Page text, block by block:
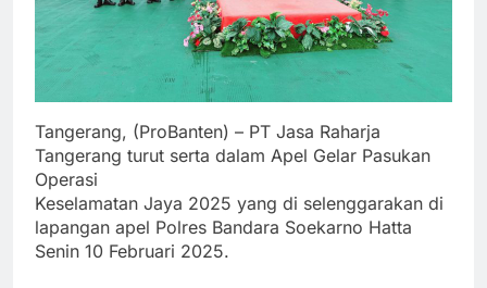
Tangerang, (ProBanten) – PT Jasa Raharja
Tangerang turut serta dalam Apel Gelar Pasukan
Operasi
Keselamatan Jaya 2025 yang di selenggarakan di
lapangan apel Polres Bandara Soekarno Hatta
Senin 10 Februari 2025.